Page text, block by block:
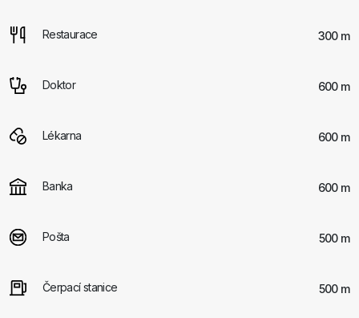
Restaurace 300 m
Doktor 600 m
Lékarna 600 m
Banka 600 m
Pošta 500 m
Čerpací stanice 500 m